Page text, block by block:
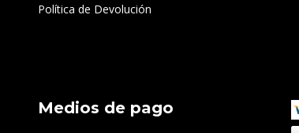
Política de Devolución
Medios de pago